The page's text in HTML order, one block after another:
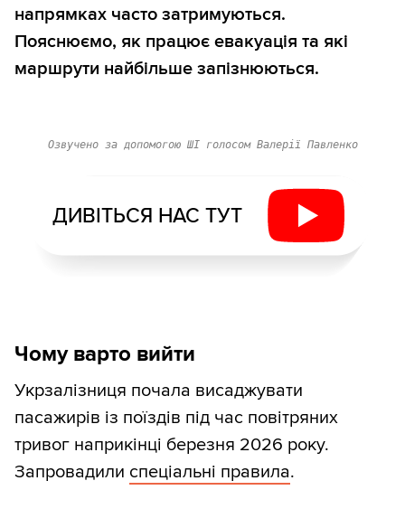
напрямках часто затримуються.
Пояснюємо, як працює евакуація та які
маршрути найбільше запізнюються.
Озвучено за допомогою ШІ голосом Валерії Павленко
ДИВІТЬСЯ НАС ТУТ
Чому варто вийти
Укрзалізниця почала висаджувати
пасажирів із поїздів під час повітряних
тривог наприкінці березня 2026 року.
Запровадили спеціальні правила.